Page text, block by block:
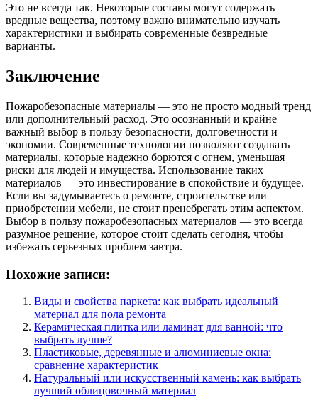
Это не всегда так. Некоторые составы могут содержать
вредные вещества, поэтому важно внимательно изучать
характеристики и выбирать современные безвредные
варианты.
Заключение
Пожаробезопасные материалы — это не просто модный тренд
или дополнительный расход. Это осознанный и крайне
важный выбор в пользу безопасности, долговечности и
экономии. Современные технологии позволяют создавать
материалы, которые надежно борются с огнем, уменьшая
риски для людей и имущества. Использование таких
материалов — это инвестирование в спокойствие и будущее.
Если вы задумываетесь о ремонте, строительстве или
приобретении мебели, не стоит пренебрегать этим аспектом.
Выбор в пользу пожаробезопасных материалов — это всегда
разумное решение, которое стоит сделать сегодня, чтобы
избежать серьезных проблем завтра.
Похожие записи:
Виды и свойства паркета: как выбрать идеальный
материал для пола ремонта
Керамическая плитка или ламинат для ванной: что
выбрать лучше?
Пластиковые, деревянные и алюминиевые окна:
сравнение характеристик
Натуральный или искусственный камень: как выбрать
лучший облицовочный материал